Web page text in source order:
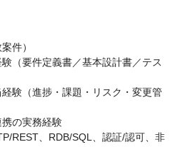
件）
（要件定義書／基本設計書／テス
験（進捗・課題・リスク・変更管
の実務経験
REST、RDB/SQL、認証/認可、非